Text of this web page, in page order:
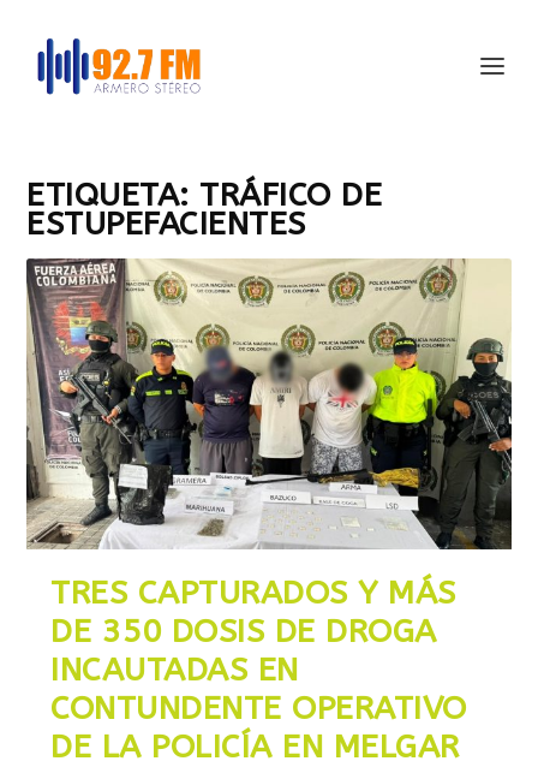
ETIQUETA: TRÁFICO DE
ESTUPEFACIENTES
TRES CAPTURADOS Y MÁS
DE 350 DOSIS DE DROGA
INCAUTADAS EN
CONTUNDENTE OPERATIVO
DE LA POLICÍA EN MELGAR